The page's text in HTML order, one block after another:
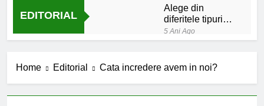
EDITORIAL
Alege din
diferitele tipuri
de bratara de
argint
5 Ani Ago
5 Ani Ago
Home Editorial Cata incredere avem in noi?